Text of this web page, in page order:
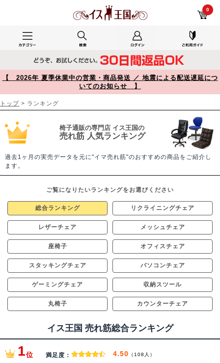
0
【 2026年 夏季休業中の営業・商品発送 ／ 地震による配送遅延につ
いてのお知らせ 】
トップ > ランキング
椅子通販の専門店 イス王国の
売れ筋 人気ランキング
過去1ヶ月の実売データを元に"イマ売れ筋"のおすすめの商品をご紹介し
ます。
ご覧になりたいランキングをお選びください
総合ランキング リクライニングチェア
レザーチェア メッシュチェア
座椅子 オフィスチェア
スタッキングチェア パソコンチェア
ゲーミングチェア 収納スツール
丸椅子 カウンターチェア
イス王国 売れ筋総合ランキング
1位 満足度： 4.50 （108人）